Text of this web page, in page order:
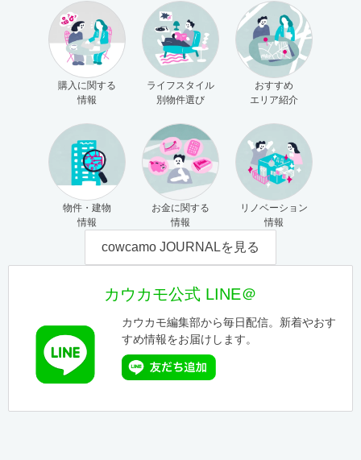
購入に関する
情報
ライフスタイル
別物件選び
おすすめ
エリア紹介
物件・建物
情報
お金に関する
情報
リノベーション
情報
cowcamo JOURNALを見る
カウカモ公式 LINE＠
カウカモ編集部から毎日配信。新着やおす
すめ情報をお届けします。